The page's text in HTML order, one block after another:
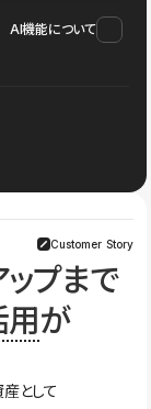
AI機能について
Customer Story
プまで
用が
として